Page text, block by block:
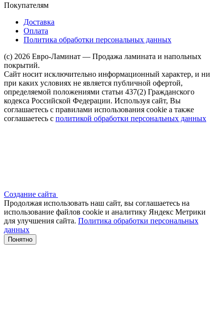
Покупателям
Доставка
Оплата
Политика обработки персональных данных
(c) 2026 Евро-Ламинат — Продажа ламината и напольных
покрытий.
Сайт носит исключительно информационный характер, и ни
при каких условиях не является публичной офертой,
определяемой положениями статьи 437(2) Гражданского
кодекса Российской Федерации. Используя сайт, Вы
соглашаетесь с правилами использования cookie а также
соглашаетесь с политикой обработки персональных данных
Создание сайта
Продолжая использовать наш сайт, вы соглашаетесь на
использование файлов сооkіе и аналитику Яндекс Метрики
для улучшения сайта. Политика обработки персональных
данных
Понятно